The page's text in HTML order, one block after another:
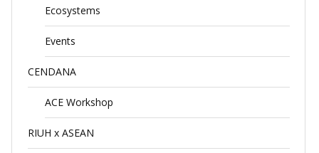
Ecosystems
Events
CENDANA
ACE Workshop
RIUH x ASEAN